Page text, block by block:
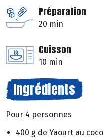
Préparation
20 min
Cuisson
10 min
Ingrédients
Pour 4 personnes
400 g de Yaourt au coco